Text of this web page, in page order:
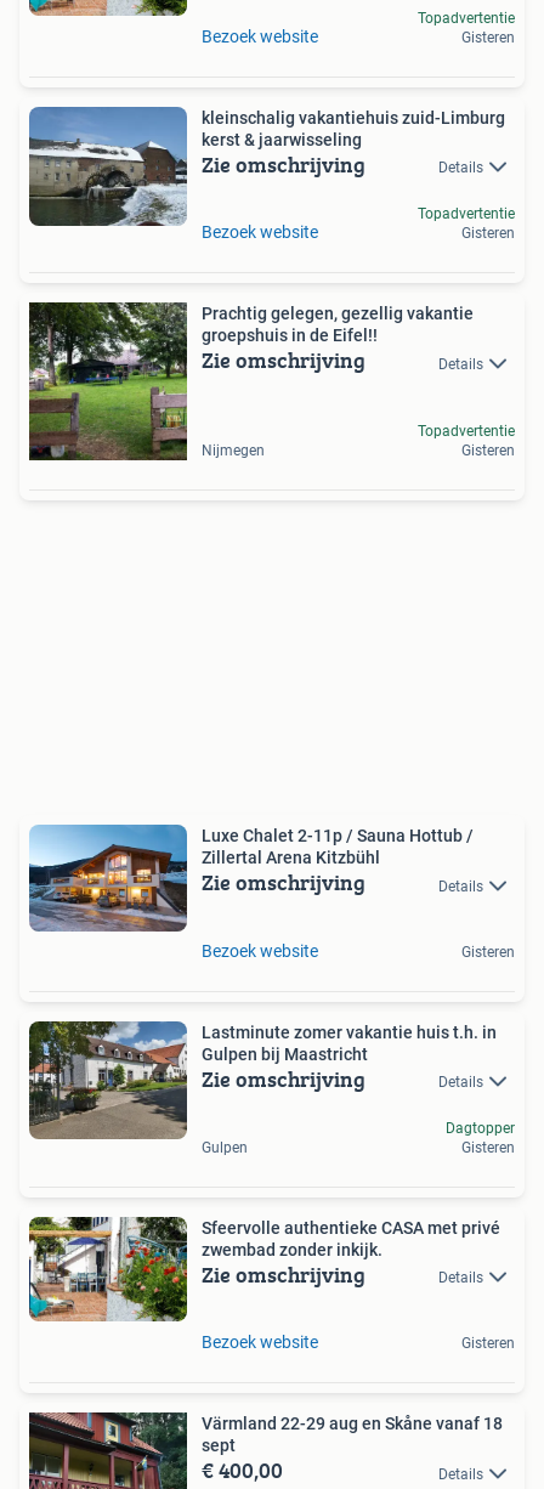
Bezoek website
Topadvertentie
Gisteren
kleinschalig vakantiehuis zuid-Limburg
kerst & jaarwisseling
Zie omschrijving Details
Bezoek website
Topadvertentie
Gisteren
Prachtig gelegen, gezellig vakantie
groepshuis in de Eifel!!
Zie omschrijving Details
Nijmegen
Topadvertentie
Gisteren
Luxe Chalet 2-11p / Sauna Hottub /
Zillertal Arena Kitzbühl
Zie omschrijving Details
Bezoek website Gisteren
Lastminute zomer vakantie huis t.h. in
Gulpen bij Maastricht
Zie omschrijving Details
Gulpen
Dagtopper
Gisteren
Sfeervolle authentieke CASA met privé
zwembad zonder inkijk.
Zie omschrijving Details
Bezoek website Gisteren
Värmland 22-29 aug en Skåne vanaf 18
sept
€ 400,00 Details